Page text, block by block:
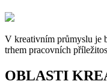
V kreativním průmyslu je
trhem pracovních
OBLASTI